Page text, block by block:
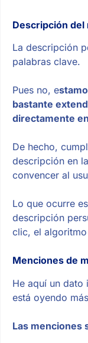
Descripción del
La descripción
palabras clave.
Pues no, e
bastante
directamente
De hecho,
descripción en
convencer al
Lo que ocurre
descripción
clic, el
Menciones de
He aquí un dato
está oyendo
Las menciones